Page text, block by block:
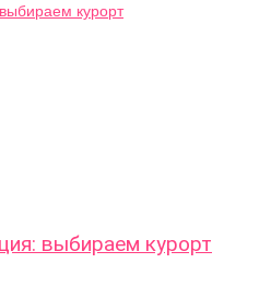
выбираем курорт